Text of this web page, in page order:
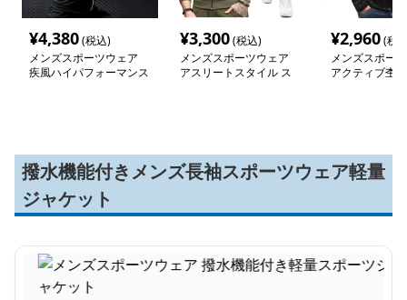
¥4,380(税込)
メンズスポーツウェア
疾風ハイパフォーマンス
¥3,300(税込)
メンズスポーツウェア
アスリートスタイル ス
¥2,960(税
メンズスポー
アクティブ杢
撥水機能付きメンズ長袖スポーツウェア軽量
ジャケット